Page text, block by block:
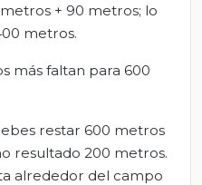
+ 90 metros; lo
metros.
más faltan para 600
restar 600 metros
resultado 200 metros.
alrededor del campo